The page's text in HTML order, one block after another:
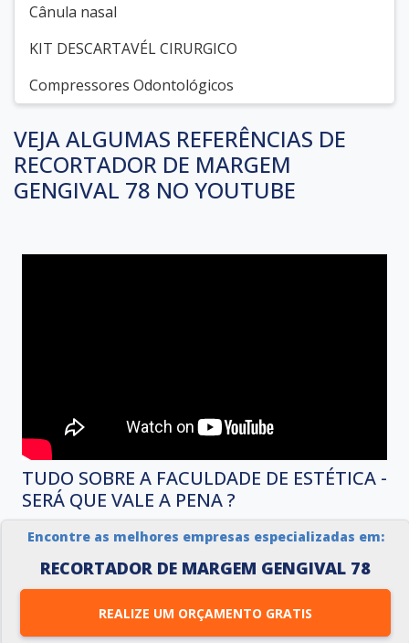
Encontre as melhores empresas especializadas em:
RECORTADOR DE MARGEM GENGIVAL 78
REALIZE UM ORÇAMENTO GRATIS
Cânula nasal
KIT DESCARTAVÉL CIRURGICO
Compressores Odontológicos
VEJA ALGUMAS REFERÊNCIAS DE
RECORTADOR DE MARGEM
GENGIVAL 78 NO YOUTUBE
TUDO SOBRE A FACULDADE DE ESTÉTICA -
SERÁ QUE VALE A PENA ?
Veja o vídeo sobre TUDO SOBRE A FACULDADE DE
Youtube